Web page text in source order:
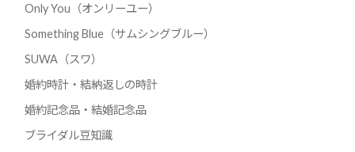
Only You（オンリーユー）
Something Blue（サムシングブルー）
SUWA（スワ）
婚約時計・結納返しの時計
婚約記念品・結婚記念品
ブライダル豆知識